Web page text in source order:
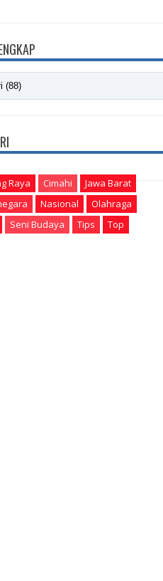
Raya Cimahi
Jawa Barat
Nasional
Olahraga
Seni Budaya Tips Top